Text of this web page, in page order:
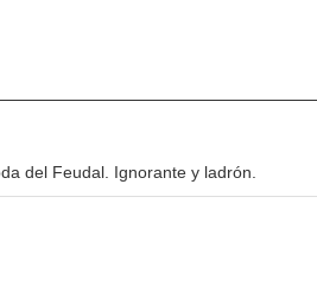
del Feudal. Ignorante y ladrón.